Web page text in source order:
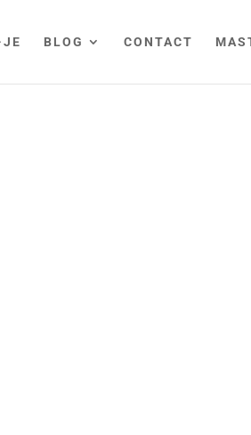
BLOG CONTACT